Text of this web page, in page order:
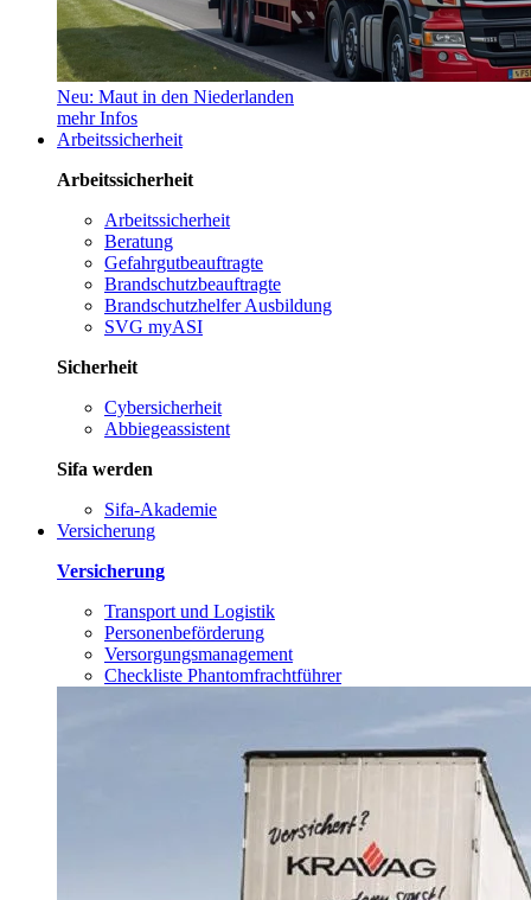
Neu: Maut in den Niederlanden
mehr Infos
Arbeitssicherheit
Arbeitssicherheit
Arbeitssicherheit
Beratung
Gefahrgutbeauftragte
Brandschutzbeauftragte
Brandschutzhelfer Ausbildung
SVG myASI
Sicherheit
Cybersicherheit
Abbiegeassistent
Sifa werden
Sifa-Akademie
Versicherung
Versicherung
Transport und Logistik
Personenbeförderung
Versorgungsmanagement
Checkliste Phantomfrachtführer